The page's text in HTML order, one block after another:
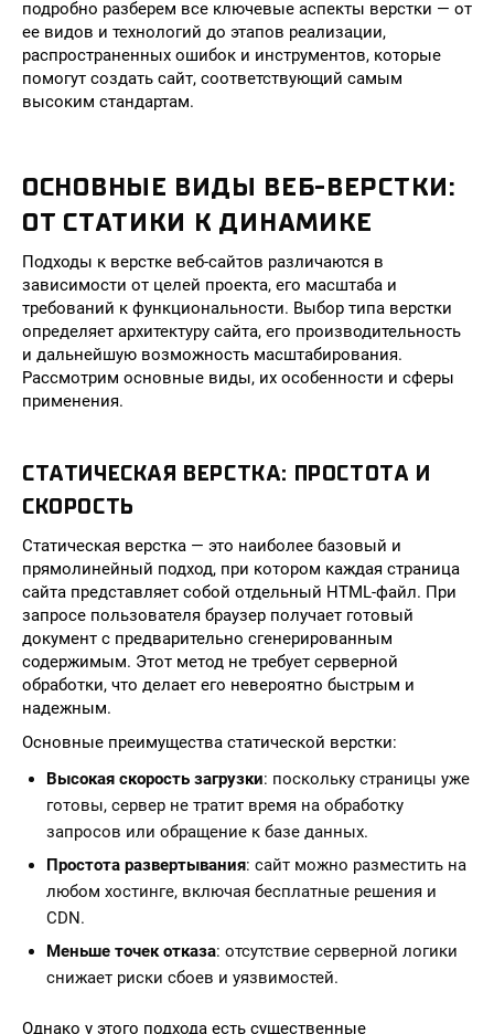
подробно разберем все ключевые аспекты верстки — от
ее видов и технологий до этапов реализации,
распространенных ошибок и инструментов, которые
помогут создать сайт, соответствующий самым
высоким стандартам.
ОСНОВНЫЕ ВИДЫ ВЕБ-ВЕРСТКИ:
ОТ СТАТИКИ К ДИНАМИКЕ
Подходы к верстке веб-сайтов различаются в
зависимости от целей проекта, его масштаба и
требований к функциональности. Выбор типа верстки
определяет архитектуру сайта, его производительность
и дальнейшую возможность масштабирования.
Рассмотрим основные виды, их особенности и сферы
применения.
СТАТИЧЕСКАЯ ВЕРСТКА: ПРОСТОТА И
СКОРОСТЬ
Статическая верстка — это наиболее базовый и
прямолинейный подход, при котором каждая страница
сайта представляет собой отдельный HTML-файл. При
запросе пользователя браузер получает готовый
документ с предварительно сгенерированным
содержимым. Этот метод не требует серверной
обработки, что делает его невероятно быстрым и
надежным.
Основные преимущества статической верстки:
Высокая скорость загрузки: поскольку страницы уже
готовы, сервер не тратит время на обработку
запросов или обращение к базе данных.
Простота развертывания: сайт можно разместить на
любом хостинге, включая бесплатные решения и
CDN.
Меньше точек отказа: отсутствие серверной логики
снижает риски сбоев и уязвимостей.
Однако у этого подхода есть существенные